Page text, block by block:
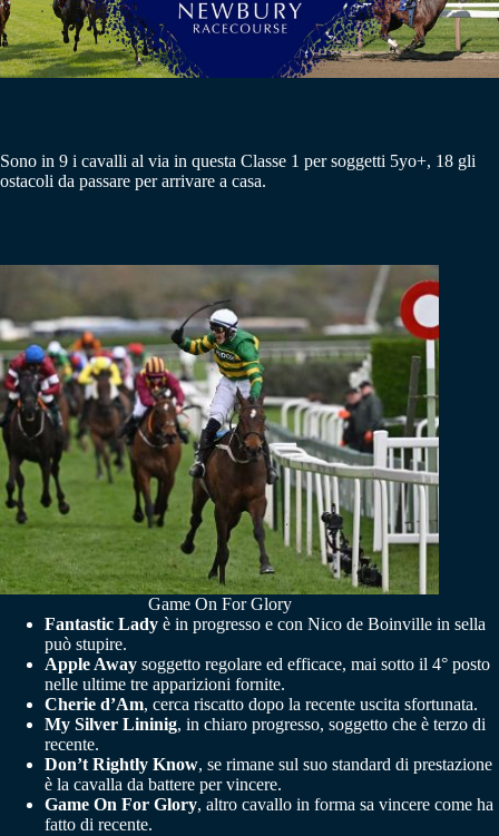
Sono in 9 i cavalli al via in questa Classe 1 per soggetti 5yo+, 18 gli
ostacoli da passare per arrivare a casa.
Game On For Glory
Fantastic Lady è in progresso e con Nico de Boinville in sella
può stupire.
Apple Away soggetto regolare ed efficace, mai sotto il 4° posto
nelle ultime tre apparizioni fornite.
Cherie d’Am, cerca riscatto dopo la recente uscita sfortunata.
My Silver Lininig, in chiaro progresso, soggetto che è terzo di
recente.
Don’t Rightly Know, se rimane sul suo standard di prestazione
è la cavalla da battere per vincere.
Game On For Glory, altro cavallo in forma sa vincere come ha
fatto di recente.